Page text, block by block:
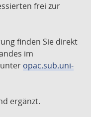
frei zur
finden Sie direkt
im
opac.sub.uni-
ergänzt.